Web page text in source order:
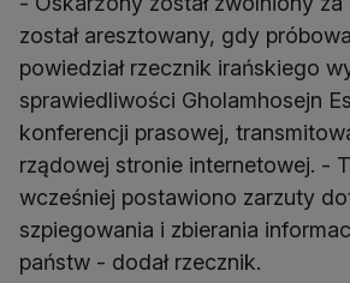
został aresztowany, gdy
powiedział rzecznik irańskiego
sprawiedliwości Gholamhosejn
konferencji prasowej,
rządowej stronie internetowej. -
wcześniej postawiono zarzuty
szpiegowania i zbierania
państw - dodał rzecznik.